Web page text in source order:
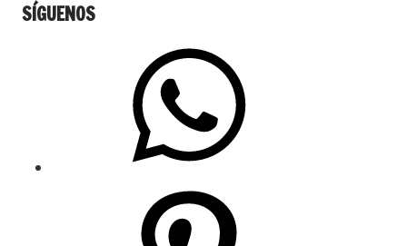
SÍGUENOS